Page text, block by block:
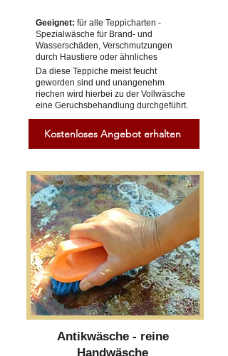
Geeignet: für alle Teppicharten -
Spezialwäsche für Brand- und
Wasserschäden, Verschmutzungen
durch Haustiere oder ähnliches
Da diese Teppiche meist feucht
geworden sind und unangenehm
riechen wird hierbei zu der Vollwäsche
eine Geruchsbehandlung durchgeführt.
Kostenloses Angebot erhalten
Antikwäsche - reine
Handwäsche